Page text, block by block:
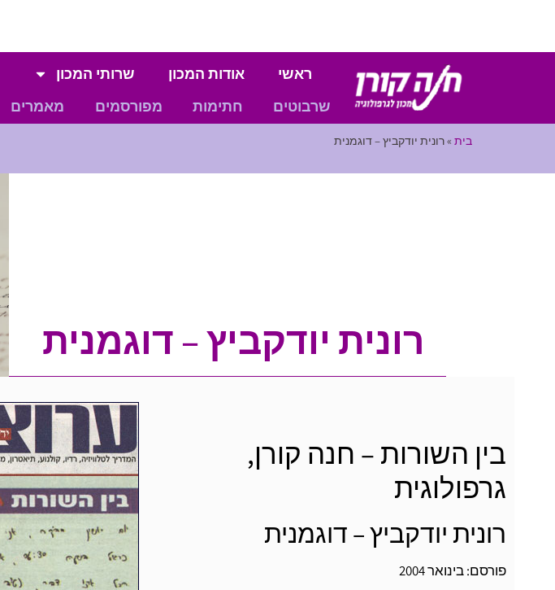
ראשי אודות המכון שרותי המכון
שרבוטים
חתימות מפורסמים מאמרים
בית »רונית יודקביץ – דוגמנית
רונית יודקביץ – דוגמנית
בין השורות – חנה קורן,
גרפולוגית
רונית יודקביץ – דוגמנית
פורסם: בינואר 2004